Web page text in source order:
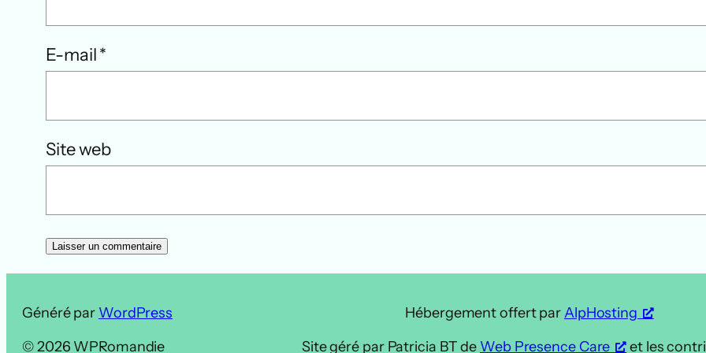
E-mail*
Site web
Généré par WordPress
© 2026 WPRomandie
Hébergement offert parAlpHosting
Site géré par Patricia BT de Web Presence Care et les